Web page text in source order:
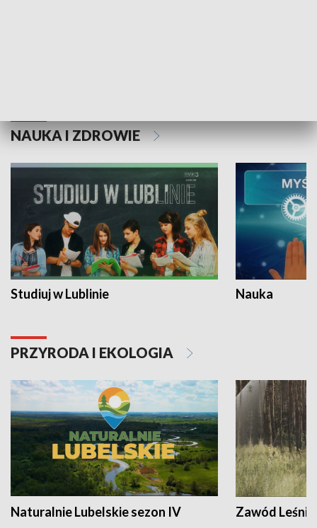
NAUKA I ZDROWIE
Studiuj w Lublinie Nauka
PRZYRODA I EKOLOGIA
Naturalnie Lubelskie sezon IV Zawód Leśnik